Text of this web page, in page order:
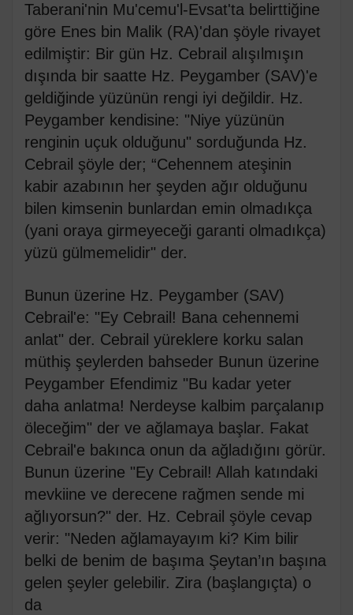
Taberani'nin Mu'cemu'l-Evsat'ta belirttiğine
göre Enes bin Malik (RA)'dan şöyle rivayet
edilmiştir: Bir gün Hz. Cebrail alışılmışın
dışında bir saatte Hz. Peygamber (SAV)'e
geldiğinde yüzünün rengi iyi değildir. Hz.
Peygamber kendisine: "Niye yüzünün
renginin uçuk olduğunu" sorduğunda Hz.
Cebrail şöyle der; “Cehennem ateşinin
kabir azabının her şeyden ağır olduğunu
bilen kimsenin bunlardan emin olmadıkça
(yani oraya girmeyeceği garanti olmadıkça)
yüzü gülmemelidir" der.
Bunun üzerine Hz. Peygamber (SAV)
Cebrail'e: "Ey Cebrail! Bana cehennemi
anlat" der. Cebrail yüreklere korku salan
müthiş şeylerden bahseder Bunun üzerine
Peygamber Efendimiz "Bu kadar yeter
daha anlatma! Nerdeyse kalbim parçalanıp
öleceğim" der ve ağlamaya başlar. Fakat
Cebrail'e bakınca onun da ağladığını görür.
Bunun üzerine "Ey Cebrail! Allah katındaki
mevkiine ve derecene rağmen sende mi
ağlıyorsun?" der. Hz. Cebrail şöyle cevap
verir: "Neden ağlamayayım ki? Kim bilir
belki de benim de başıma Şeytan’ın başına
gelen şeyler gelebilir. Zira (başlangıçta) o
da